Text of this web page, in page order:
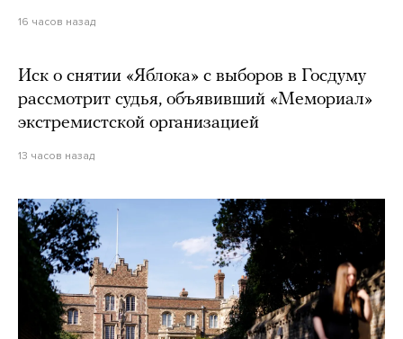
16 часов назад
Иск о снятии «Яблока» с выборов в Госдуму
рассмотрит судья, объявивший «Мемориал»
экстремистской организацией
13 часов назад